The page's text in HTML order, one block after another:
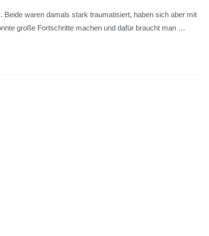
waren damals stark traumatisiert, haben sich aber mit
große Fortschritte machen und dafür braucht man …